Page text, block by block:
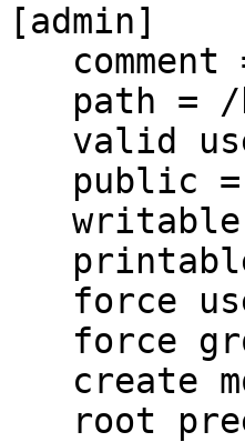
[admin]
comment
path = /
valid
public =
writable
force
force
create
root